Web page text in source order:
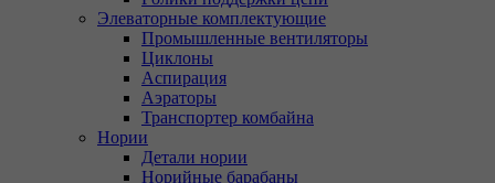
Элеваторные комплектующие
Промышленные вентиляторы
Циклоны
Аспирация
Аэраторы
Транспортер комбайна
Нории
Детали нории
Норийные барабаны